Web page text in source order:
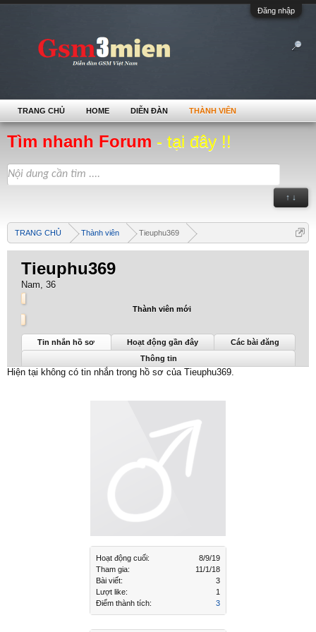
Đăng nhập
Tìm nhanh Forum - tại đây !!
↑ ↓
TRANG CHỦ Thành viên Tieuphu369
Hoạt động cuối:
8/9/19
Tham gia:
11/1/18
Bài viết:
3
Lượt like:
1
Điểm thành tích:
3
Tieuphu369
Nam, 36
Thành viên mới
Tieuphu369 được nhìn thấy lần cuối: 8/9/19
Tin nhắn hồ sơ Hoạt động gần đây
Các bài đăng
Thông tin
Hiện tại không có tin nhắn trong hồ sơ của Tieuphu369.
TRANG CHỦ HOME DIỄN ĐÀN THÀNH VIÊN